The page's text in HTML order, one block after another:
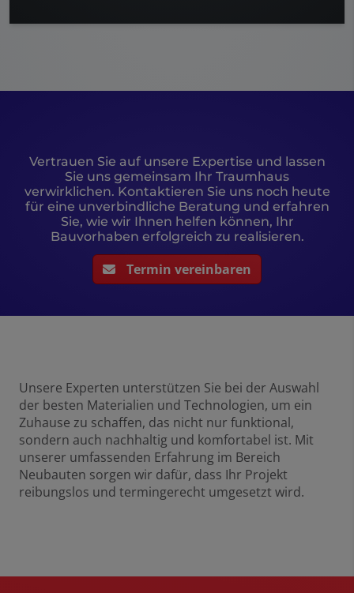
Vertrauen Sie auf unsere Expertise und lassen
Sie uns gemeinsam Ihr Traumhaus
verwirklichen. Kontaktieren Sie uns noch heute
für eine unverbindliche Beratung und erfahren
Sie, wie wir Ihnen helfen können, Ihr
Bauvorhaben erfolgreich zu realisieren.
Termin vereinbaren
Unsere Experten unterstützen Sie bei der Auswahl
der besten Materialien und Technologien, um ein
Zuhause zu schaffen, das nicht nur funktional,
sondern auch nachhaltig und komfortabel ist. Mit
unserer umfassenden Erfahrung im Bereich
Neubauten sorgen wir dafür, dass Ihr Projekt
reibungslos und termingerecht umgesetzt wird.